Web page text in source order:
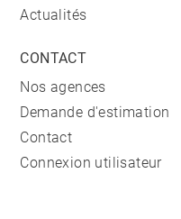
Actualités
CONTACT
Nos agences
Demande d'estimation
Contact
Connexion utilisateur